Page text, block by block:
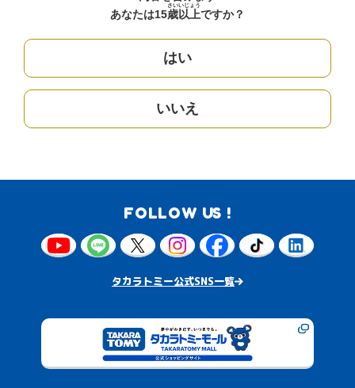
あなたは15歳
さい
以上
いじょう
ですか？
はい
いいえ
FOLLOW US !
タカラトミー公式SNS一覧